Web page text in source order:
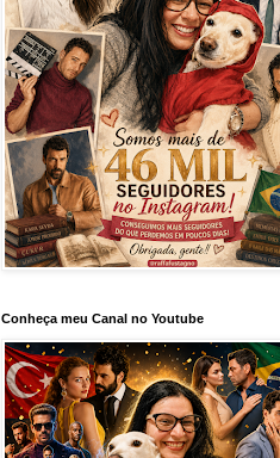
Conheça meu Canal no Youtube